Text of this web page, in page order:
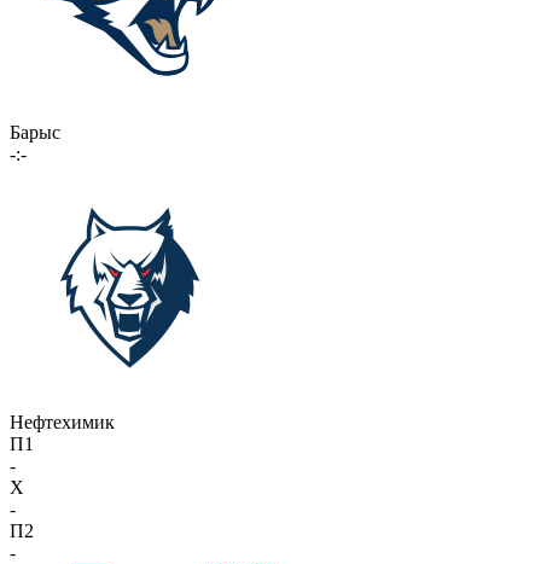
Барыс
-:-
Нефтехимик
П1
-
X
-
П2
-